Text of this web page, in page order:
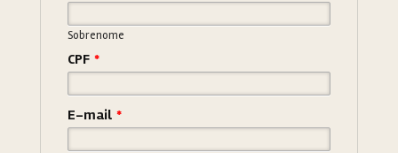
Sobrenome
CPF *
E-mail *